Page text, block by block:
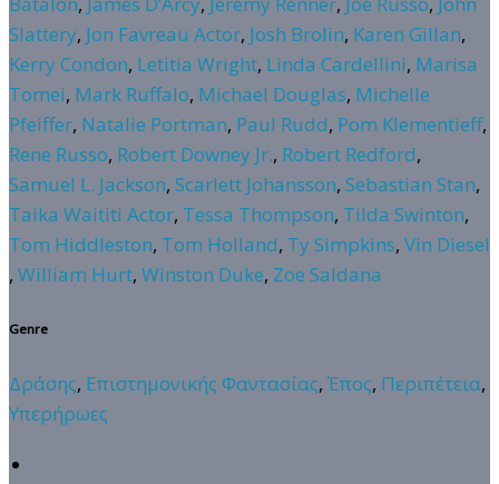
Slattery, Jon Favreau Actor, Josh Brolin, Karen Gillan,
Kerry Condon, Letitia Wright, Linda Cardellini, Marisa
Tomei, Mark Ruffalo, Michael Douglas, Michelle
Pfeiffer, Natalie Portman, Paul Rudd, Pom Klementieff,
Rene Russo, Robert Downey Jr., Robert Redford,
Samuel L. Jackson, Scarlett Johansson, Sebastian Stan,
Taika Waititi Actor, Tessa Thompson, Tilda Swinton,
Tom Hiddleston, Tom Holland, Ty Simpkins, Vin Diesel
, William Hurt, Winston Duke, Zoe Saldana
Genre
Δράσης, Επιστημονικής Φαντασίας, Έπος, Περιπέτεια,
Υπερήρωες